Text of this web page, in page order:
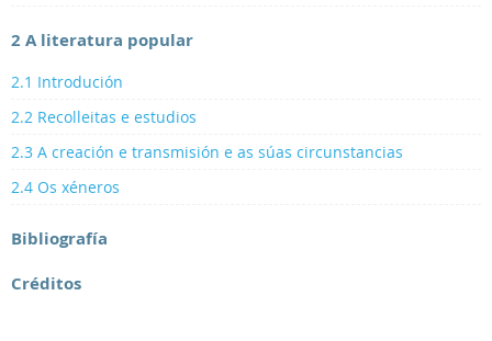
2 A literatura popular
2.1 Introdución
2.2 Recolleitas e estudios
2.3 A creación e transmisión e as súas circunstancias
2.4 Os xéneros
Bibliografía
Créditos